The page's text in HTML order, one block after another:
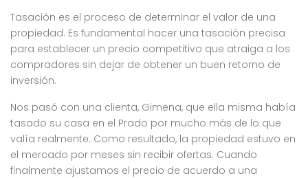
Tasación es el proceso de determinar el valor de una
propiedad. Es fundamental hacer una tasación precisa
para establecer un precio competitivo que atraiga a los
compradores sin dejar de obtener un buen retorno de
inversión.
Nos pasó con una clienta, Gimena, que ella misma había
tasado su casa en el Prado por mucho más de lo que
valía realmente. Como resultado, la propiedad estuvo en
el mercado por meses sin recibir ofertas. Cuando
finalmente ajustamos el precio de acuerdo a una